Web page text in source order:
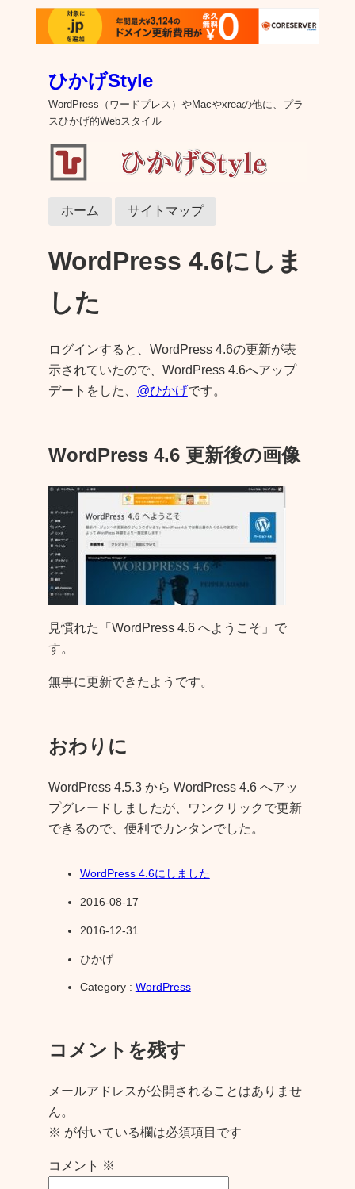
ひかげStyle
WordPress（ワードプレス）やMacやxreaの他に、プラ
スひかげ的Webスタイル
ホーム サイトマップ
WordPress 4.6にしま
した
ログインすると、WordPress 4.6の更新が表
示されていたので、WordPress 4.6へアップ
デートをした、 @ひかげです。
WordPress 4.6 更新後の画像
見慣れた「WordPress 4.6 へようこそ」で
す。
無事に更新できたようです。
おわりに
WordPress 4.5.3 から WordPress 4.6 へアッ
プグレードしましたが、ワンクリックで更新
できるので、便利でカンタンでした。
WordPress 4.6にしました
2016-08-17
2016-12-31
ひかげ
Category : WordPress
コメントを残す
メールアドレスが公開されることはありませ
ん。
※ が付いている欄は必須項目です
コメント ※